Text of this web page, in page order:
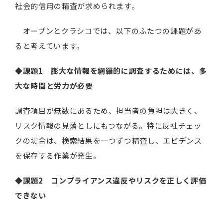
社会的信用の精査が求められます。
オープンとクラシコでは、以下のふたつの課題があ
ると考えています。
◆課題1 膨大な情報を網羅的に調査するためには、多
大な時間と労力が必要
調査項目が無数にあるため、担当者の負担は大きく、
リスク情報の見落としにもつながる。特に反社チェッ
クの場合は、検索結果を一つずつ精査し、エビデンス
を保存する作業が発生。
◆課題2 コンプライアンス違反やリスクを正しく評価
できない